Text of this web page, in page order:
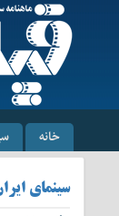
خانه
سینمای